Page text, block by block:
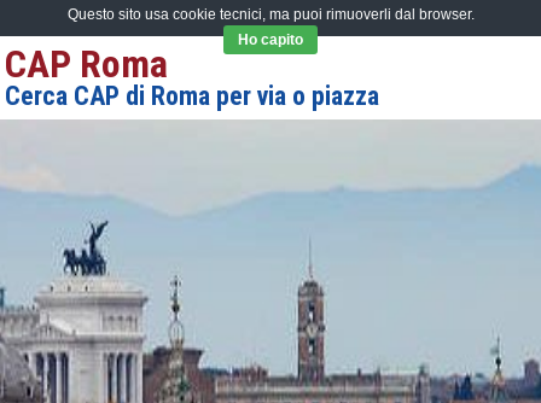
CAP Roma
Cerca CAP di Roma per via o piazza
Questo sito usa cookie tecnici, ma puoi rimuoverli dal browser.
Ho capito